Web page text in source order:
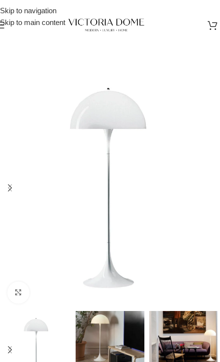
Skip to navigation
Skip to main content